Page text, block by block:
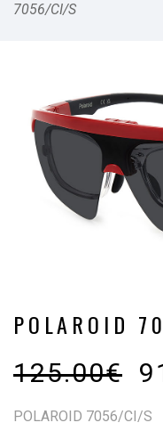
7056/CI/S
POLAROID
125.00€
POLAROID 7056/CI/S